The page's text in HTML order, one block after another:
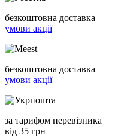
безкоштовна доставка
умови акції
безкоштовна доставка
умови акції
за тарифом перевізника
від 35 грн